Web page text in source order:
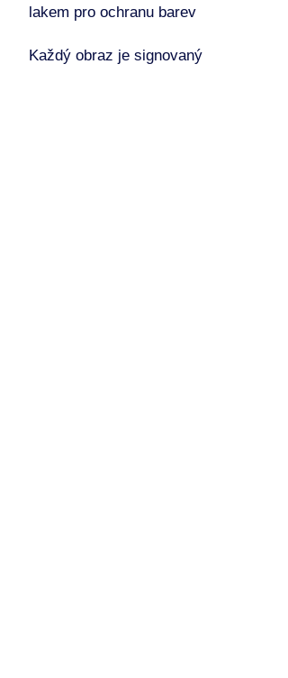
lakem pro ochranu barev
Každý obraz je signovaný